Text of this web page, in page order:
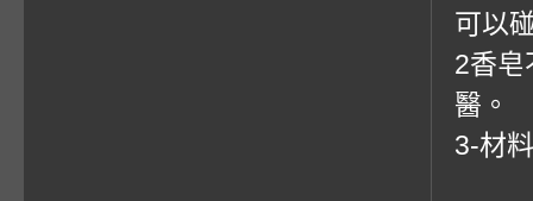
可以
2香皂
醫。
3-材